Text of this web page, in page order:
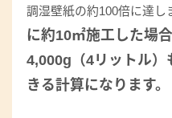
調湿壁紙の約100倍に達し
に約10㎡施工した場
4,000g（4リットル）
きる計算になります。